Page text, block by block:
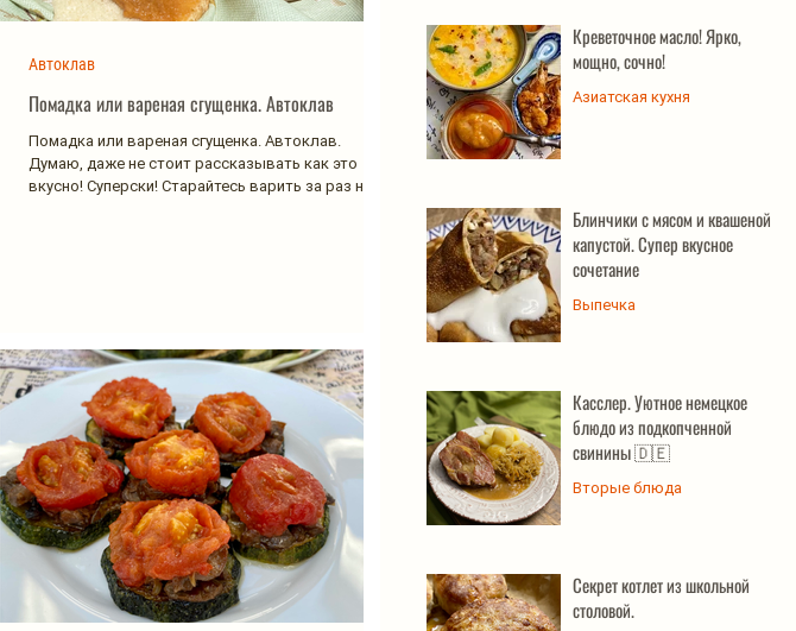
Помадка или вареная сгущенка. Автоклав
Помадка или вареная сгущенка. Автоклав.
Думаю, даже не стоит рассказывать как это
вкусно! Суперски! Старайтесь варить за раз не
Автоклав
Креветочное масло! Ярко,
мощно, сочно!
Азиатская кухня
Блинчики с мясом и квашеной
капустой. Супер вкусное
сочетание
Выпечка
Касслер. Уютное немецкое
блюдо из подкопченной
свинины 🇩🇪
Вторые блюда
Секрет котлет из школьной
столовой.